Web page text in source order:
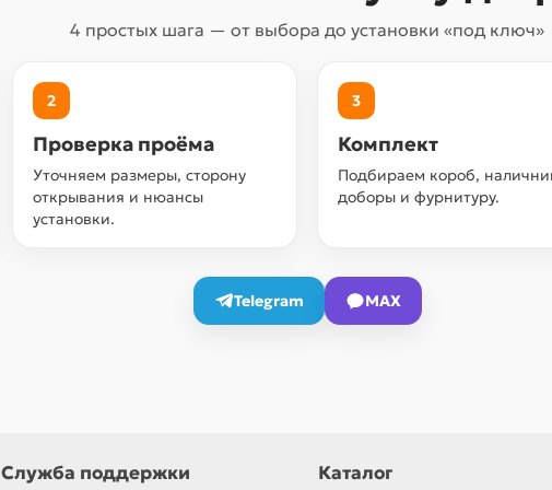
4 простых шага — от выбора до установки «под ключ»
2
Проверка проёма
Уточняем размеры, сторону
открывания и нюансы
установки.
3
Комплект
Подбираем короб,
доборы и фурнитуру.
Telegram MAX
Служба поддержки Каталог